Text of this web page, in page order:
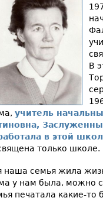
В
учитель
в этой
только школе.
наша семья жила
у нам была, можно
печатала какие-то